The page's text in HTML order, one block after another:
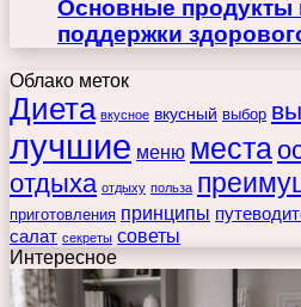
Основные продукты
поддержки
Облако меток
Диета вкусное вкусный выбор
лучшие меню места
отдыха отдыху польза
приготовления принципы
салат секреты советы
Интересное